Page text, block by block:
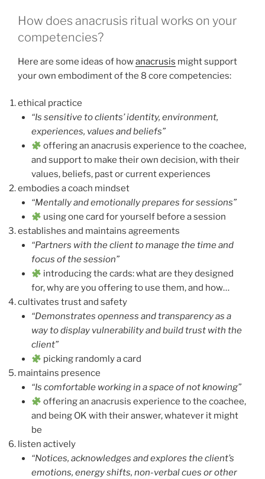
How does anacrusis ritual works on your
competencies?
Here are some ideas of howanacrusis might support
your own embodiment of the 8 core competencies:
ethical practice
“Is sensitive to clients’ identity, environment,
experiences, values and beliefs”
offering an anacrusis experience to the coachee,
and support to make their own decision, with their
values, beliefs, past or current experiences
embodies a coach mindset
“Mentally and emotionally prepares for sessions”
using one card for yourself before a session
establishes and maintains agreements
“Partners with the client to manage the time and
focus of the session”
introducing the cards: what are they designed
for, why are you offering to use them, and how…
cultivates trust and safety
“Demonstrates openness and transparency as a
way to display vulnerability and build trust with the
client”
picking randomly a card
maintains presence
“Is comfortable working in a space of not knowing”
offering an anacrusis experience to the coachee,
and being OK with their answer, whatever it might
be
listen actively
“Notices, acknowledges and explores the client’s
emotions, energy shifts, non-verbal cues or other